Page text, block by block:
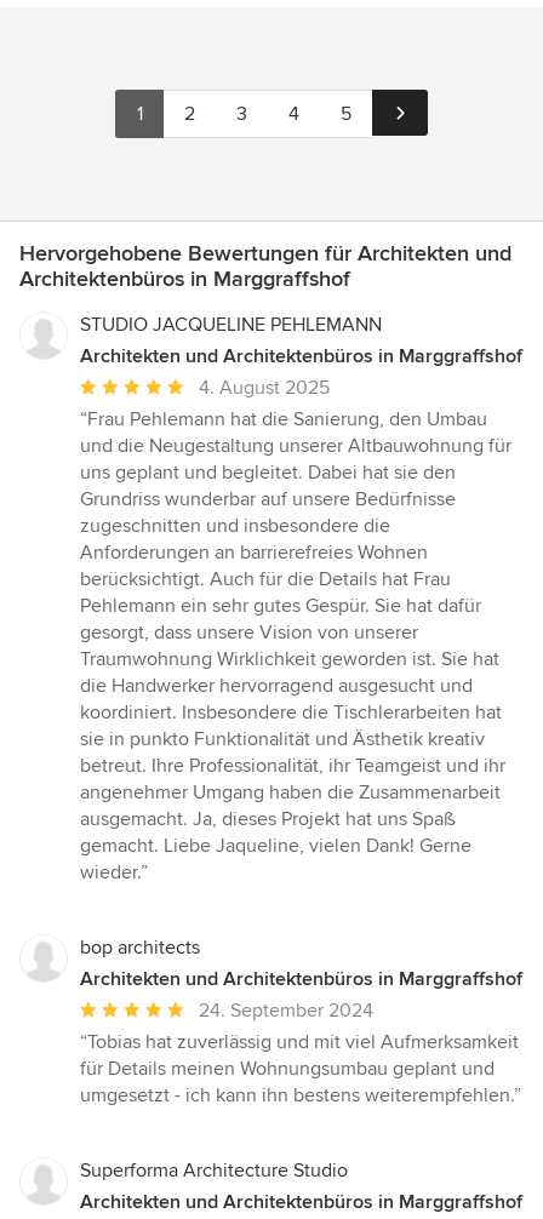
1 2 3 4 5
Hervorgehobene Bewertungen für Architekten und
Architektenbüros in Marggraffshof
STUDIO JACQUELINE PEHLEMANN
Architekten und Architektenbüros in Marggraffshof
Durchschnittliche
Bewertung:
5
von
5
Sternen
4. August 2025
“Frau Pehlemann hat die Sanierung, den Umbau
und die Neugestaltung unserer Altbauwohnung für
uns geplant und begleitet. Dabei hat sie den
Grundriss wunderbar auf unsere Bedürfnisse
zugeschnitten und insbesondere die
Anforderungen an barrierefreies Wohnen
berücksichtigt. Auch für die Details hat Frau
Pehlemann ein sehr gutes Gespür. Sie hat dafür
gesorgt, dass unsere Vision von unserer
Traumwohnung Wirklichkeit geworden ist. Sie hat
die Handwerker hervorragend ausgesucht und
koordiniert. Insbesondere die Tischlerarbeiten hat
sie in punkto Funktionalität und Ästhetik kreativ
betreut. Ihre Professionalität, ihr Teamgeist und ihr
angenehmer Umgang haben die Zusammenarbeit
ausgemacht. Ja, dieses Projekt hat uns Spaß
gemacht. Liebe Jaqueline, vielen Dank! Gerne
wieder.”
bop architects
Architekten und Architektenbüros in Marggraffshof
Durchschnittliche
Bewertung:
5
von
24. September 2024
“Tobias hat zuverlässig und mit viel Aufmerksamkeit
für Details meinen Wohnungsumbau geplant und
umgesetzt - ich kann ihn bestens weiterempfehlen.”
Superforma Architecture Studio
Architekten und Architektenbüros in Marggraffshof